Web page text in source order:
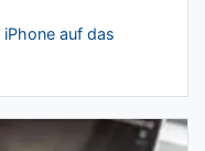
auf das